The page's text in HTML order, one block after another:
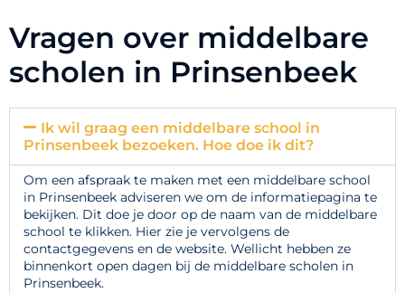
Vragen over middelbare
scholen in Prinsenbeek
Ik wil graag een middelbare school in
Prinsenbeek bezoeken. Hoe doe ik dit?
Om een afspraak te maken met een middelbare school
in Prinsenbeek adviseren we om de informatiepagina te
bekijken. Dit doe je door op de naam van de middelbare
school te klikken. Hier zie je vervolgens de
contactgegevens en de website. Wellicht hebben ze
binnenkort open dagen bij de middelbare scholen in
Prinsenbeek.